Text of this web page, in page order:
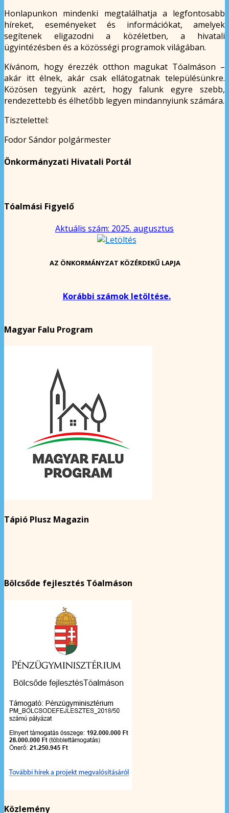
Honlapunkon mindenki megtalálhatja a legfontosabb
híreket, eseményeket és információkat, amelyek
segítenek eligazodni a közéletben, a hivatali
ügyintézésben és a közösségi programok világában.
Kívánom, hogy érezzék otthon magukat Tóalmáson –
akár itt élnek, akár csak ellátogatnak településünkre.
Közösen tegyünk azért, hogy falunk egyre szebb,
rendezettebb és élhetőbb legyen mindannyiunk számára.
Tisztelettel:
Fodor Sándor polgármester
Önkormányzati Hivatali Portál
Tóalmási Figyelő
Aktuális szám: 2025. augusztus
AZ ÖNKORMÁNYZAT KÖZÉRDEKŰ LAPJA
Korábbi számok letöltése.
Magyar Falu Program
Tápió Plusz Magazin
Bölcsőde fejlesztés Tóalmáson
Közlemény